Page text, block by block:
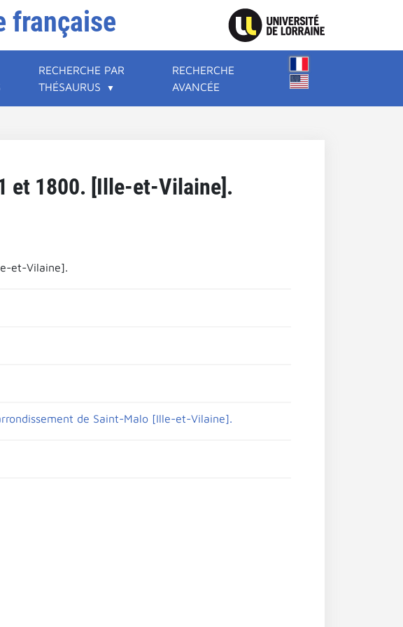
française
RECHERCHE PAR
THÉSAURUS
RECHERCHE
AVANCÉE
et 1800. [Ille-et-Vilaine].
et-Vilaine].
de Saint-Malo [Ille-et-Vilaine].